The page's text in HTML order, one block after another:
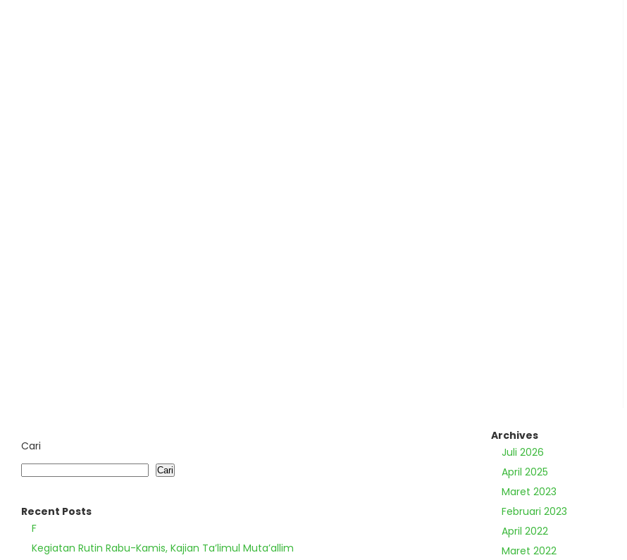
Cari
Cari
Recent Posts
F
Kegiatan Rutin Rabu-Kamis, Kajian Ta’limul Muta’allim
Archives
Juli 2026
April 2025
Maret 2023
Februari 2023
April 2022
Maret 2022